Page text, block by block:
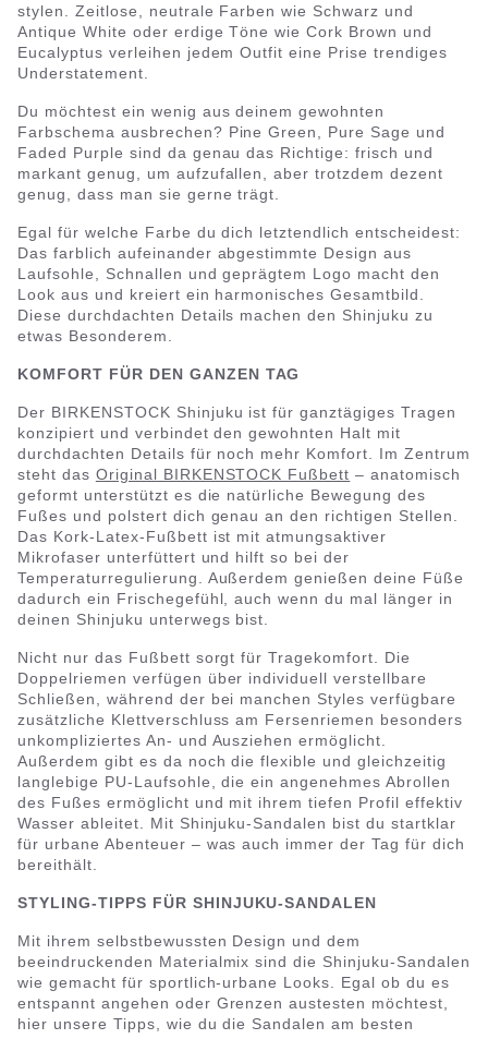
stylen. Zeitlose, neutrale Farben wie Schwarz und
Antique White oder erdige Töne wie Cork Brown und
Eucalyptus verleihen jedem Outfit eine Prise trendiges
Understatement.
Du möchtest ein wenig aus deinem gewohnten
Farbschema ausbrechen? Pine Green, Pure Sage und
Faded Purple sind da genau das Richtige: frisch und
markant genug, um aufzufallen, aber trotzdem dezent
genug, dass man sie gerne trägt.
Egal für welche Farbe du dich letztendlich entscheidest:
Das farblich aufeinander abgestimmte Design aus
Laufsohle, Schnallen und geprägtem Logo macht den
Look aus und kreiert ein harmonisches Gesamtbild.
Diese durchdachten Details machen den Shinjuku zu
etwas Besonderem.
KOMFORT FÜR DEN GANZEN TAG
Der BIRKENSTOCK Shinjuku ist für ganztägiges Tragen
konzipiert und verbindet den gewohnten Halt mit
durchdachten Details für noch mehr Komfort. Im Zentrum
steht das Original BIRKENSTOCK Fußbett – anatomisch
geformt unterstützt es die natürliche Bewegung des
Fußes und polstert dich genau an den richtigen Stellen.
Das Kork-Latex-Fußbett ist mit atmungsaktiver
Mikrofaser unterfüttert und hilft so bei der
Temperaturregulierung. Außerdem genießen deine Füße
dadurch ein Frischegefühl, auch wenn du mal länger in
deinen Shinjuku unterwegs bist.
Nicht nur das Fußbett sorgt für Tragekomfort. Die
Doppelriemen verfügen über individuell verstellbare
Schließen, während der bei manchen Styles verfügbare
zusätzliche Klettverschluss am Fersenriemen besonders
unkompliziertes An- und Ausziehen ermöglicht.
Außerdem gibt es da noch die flexible und gleichzeitig
langlebige PU-Laufsohle, die ein angenehmes Abrollen
des Fußes ermöglicht und mit ihrem tiefen Profil effektiv
Wasser ableitet. Mit Shinjuku-Sandalen bist du startklar
für urbane Abenteuer – was auch immer der Tag für dich
bereithält.
STYLING-TIPPS FÜR SHINJUKU-SANDALEN
Mit ihrem selbstbewussten Design und dem
beeindruckenden Materialmix sind die Shinjuku-Sandalen
wie gemacht für sportlich-urbane Looks. Egal ob du es
entspannt angehen oder Grenzen austesten möchtest,
hier unsere Tipps, wie du die Sandalen am besten